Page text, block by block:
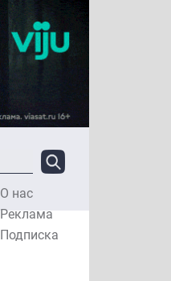
О нас
Реклама
Подписка